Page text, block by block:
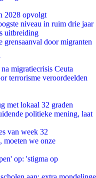
2028 opvolgt
niveau in ruim drie jaar
uitbreiding
grensaanval door migranten
migratiecrisis Ceuta
terrorisme veroordeelden
met lokaal 32 graden
politieke mening, laat
van week 32
moeten we onze
op: 'stigma op